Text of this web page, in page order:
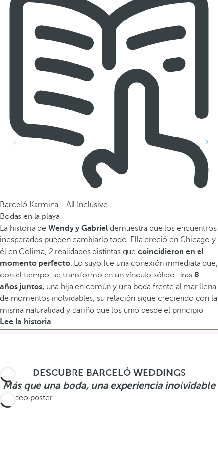
Barceló Karmina - All Inclusive
Bodas en la playa
La historia de Wendy y Gabriel demuestra que los encuentros
inesperados pueden cambiarlo todo. Ella creció en Chicago y
él en Colima, 2 realidades distintas que coincidieron en el
momento perfecto. Lo suyo fue una conexión inmediata que,
con el tiempo, se transformó en un vínculo sólido. Tras 8
años juntos, una hija en común y una boda frente al mar llena
de momentos inolvidables, su relación sigue creciendo con la
misma naturalidad y cariño que los unió desde el principio
Lee la historia
DESCUBRE BARCELÓ WEDDINGS
Más que una boda, una experiencia inolvidable